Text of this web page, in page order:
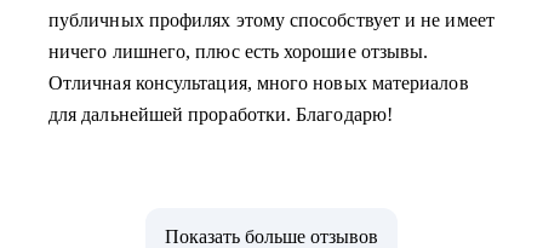
публичных профилях этому способствует и не имеет
ничего лишнего, плюс есть хорошие отзывы.
Отличная консультация, много новых материалов
для дальнейшей проработки. Благодарю!
Показать больше отзывов